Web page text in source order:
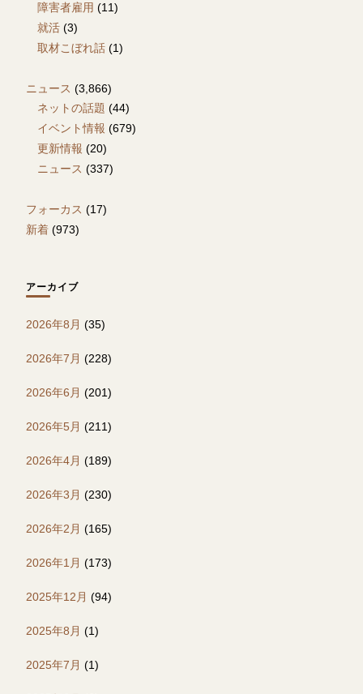
障害者雇用 (11)
就活 (3)
取材こぼれ話 (1)
ニュース (3,866)
ネットの話題 (44)
イベント情報 (679)
更新情報 (20)
ニュース (337)
フォーカス (17)
新着 (973)
アーカイブ
2026年8月 (35)
2026年7月 (228)
2026年6月 (201)
2026年5月 (211)
2026年4月 (189)
2026年3月 (230)
2026年2月 (165)
2026年1月 (173)
2025年12月 (94)
2025年8月 (1)
2025年7月 (1)